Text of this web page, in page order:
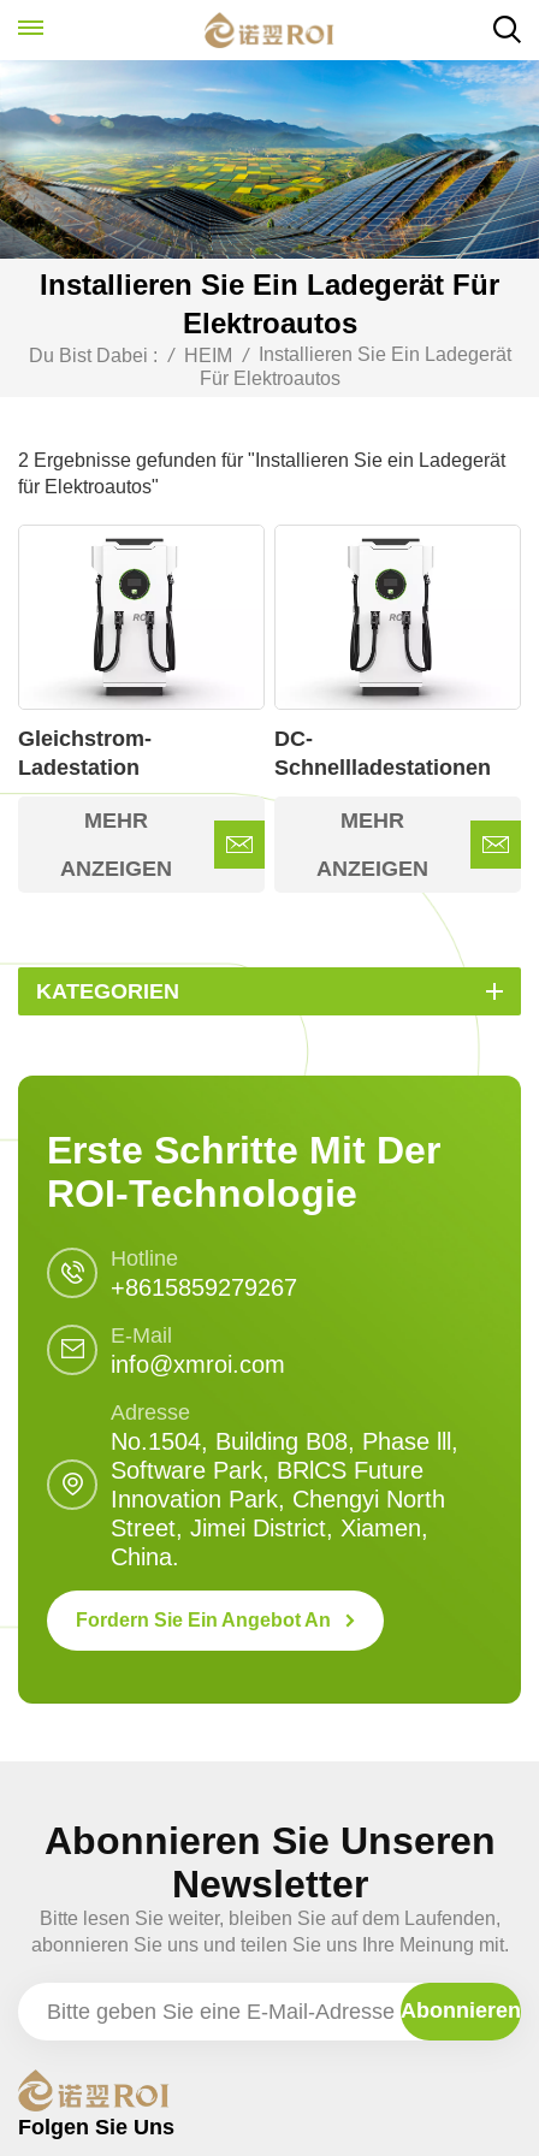
Installieren Sie Ein Ladegerät Für
Elektroautos
Du Bist Dabei : / HEIM /
Installieren Sie Ein Ladegerät
Für Elektroautos
2 Ergebnisse gefunden für "Installieren Sie ein Ladegerät
für Elektroautos"
Gleichstrom-
Ladestation
MEHR
ANZEIGEN
DC-
Schnellladestationen
für Elektrofahrzeuge
MEHR
ANZEIGEN
KATEGORIEN
Erste Schritte Mit Der
ROI-Technologie
Hotline
+8615859279267
E-Mail
info@xmroi.com
Adresse
No.1504, Building B08, Phase lll,
Software Park, BRlCS Future
Innovation Park, Chengyi North
Street, Jimei District, Xiamen,
China.
Fordern Sie Ein Angebot An
Abonnieren Sie Unseren
Newsletter
Bitte lesen Sie weiter, bleiben Sie auf dem Laufenden,
abonnieren Sie uns und teilen Sie uns Ihre Meinung mit.
Folgen Sie Uns